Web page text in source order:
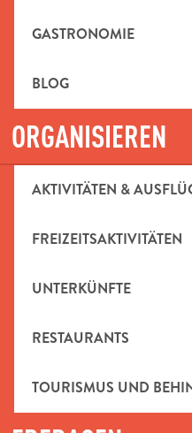
GASTRONOMIE
BLOG
ORGANISIEREN
AKTIVITÄTEN &
FREIZEITSAKTIVITÄTEN
UNTERKÜNFTE
RESTAURANTS
TOURISMUS UND
Kultur und Erbe
Kunst und
von Keramikern
im Pays
Gebiet, das sinnbildlich
wird die Materie unter
Erben eines
erweckt. Lassen Sie
und provenzalischem
Kreationen inspirieren,
verbinden. Ein
in das Herz der